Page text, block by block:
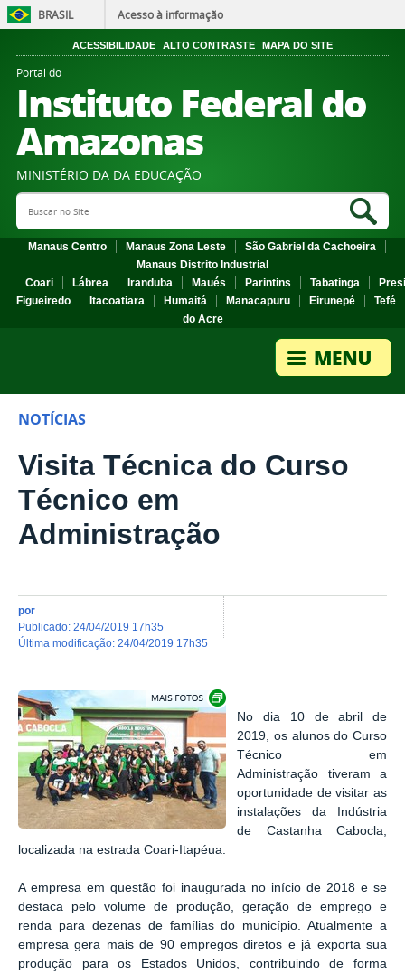
BRASIL Acesso à informação
ACESSIBILIDADE ALTO CONTRASTE MAPA DO SITE
Portal do
Instituto Federal do
Amazonas
MINISTÉRIO DA DA EDUCAÇÃO
Search Site
Manaus Centro Manaus Zona Leste
São Gabriel da Cachoeira
Manaus Distrito Industrial
Coari
Lábrea Iranduba Maués Parintins Tabatinga
Figueiredo
Itacoatiara Humaitá Manacapuru Eirunepé
Tefé
do Acre
NOTÍCIAS
Visita Técnica do Curso
Técnico em
Administração
por
publicado: 24/04/2019 17h35
última modificação: 24/04/2019 17h35
No dia 10 de abril de
2019, os alunos do Curso
Técnico em
Administração tiveram a
oportunidade de visitar as
instalações da Indústria
de Castanha Cabocla,
localizada na estrada Coari-Itapéua.
A empresa em questão foi inaugurada no início de 2018 e se
destaca pelo volume de produção, geração de emprego e
renda para dezenas de famílias do município. Atualmente a
empresa gera mais de 90 empregos diretos e já exporta sua
produção para os Estados Unidos, contribuindo de forma